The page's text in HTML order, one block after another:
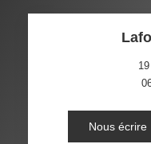
Nous écrire